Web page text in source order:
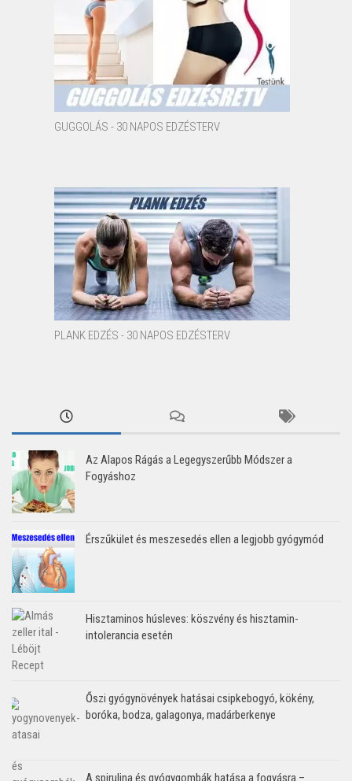
GUGGOLÁS - 30 NAPOS EDZÉSTERV
PLANK EDZÉS - 30 NAPOS EDZÉSTERV
Az Alapos Rágás a Legegyszerűbb Módszer a
Fogyáshoz
Érszűkület és meszesedés ellen a legjobb gyógymód
Hisztaminos húsleves: köszvény és hisztamin-
intolerancia esetén
Őszi gyógynövények hatásai csipkebogyó, kökény,
boróka, bodza, galagonya, madárberkenye
A spirulina és gyógygombák hatása a fogyásra –